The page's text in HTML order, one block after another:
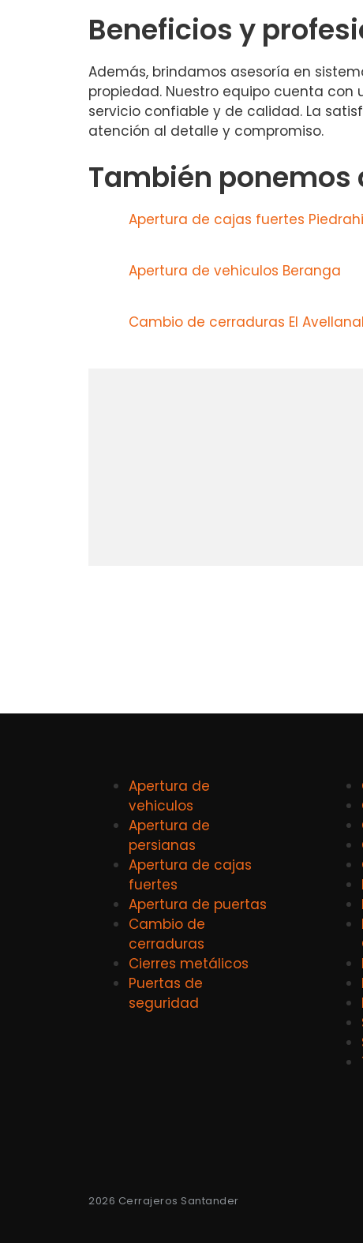
Beneficios y
Además, brindamos asesoría en
propiedad. Nuestro equipo cuenta con
servicio confiable y de calidad. La
atención al detalle y compromiso.
También ponemos
Apertura de cajas fuertes
Apertura de vehiculos Beranga
Cambio de cerraduras El Avellanal
Apertura de
vehiculos
Apertura de
persianas
Apertura de cajas
fuertes
Apertura de puertas
Cambio de
cerraduras
Cierres metálicos
Puertas de
seguridad
2026 Cerrajeros Santander